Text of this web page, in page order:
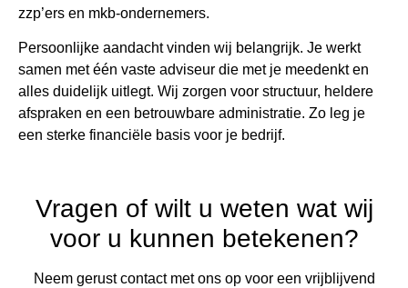
zzp’ers en mkb-ondernemers.
Persoonlijke aandacht vinden wij belangrijk. Je werkt
samen met één vaste adviseur die met je meedenkt en
alles duidelijk uitlegt. Wij zorgen voor structuur, heldere
afspraken en een betrouwbare administratie. Zo leg je
een sterke financiële basis voor je bedrijf.
Vragen of wilt u weten wat wij
voor u kunnen betekenen?
Neem gerust contact met ons op voor een vrijblijvend